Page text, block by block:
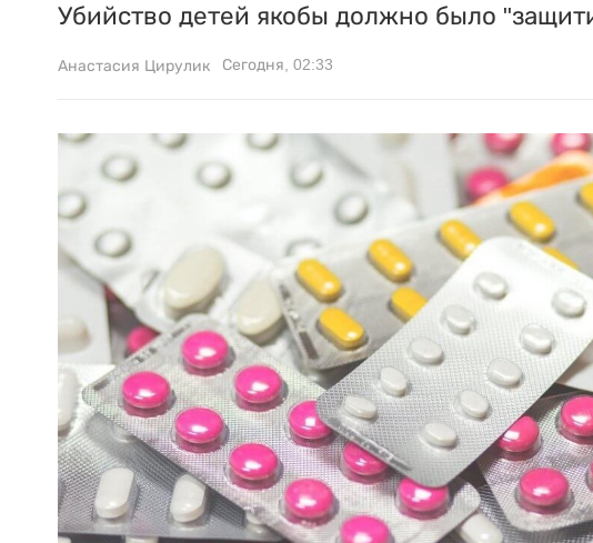
Убийство детей якобы должно было
Анастасия Цирулик Сегодня, 02:33